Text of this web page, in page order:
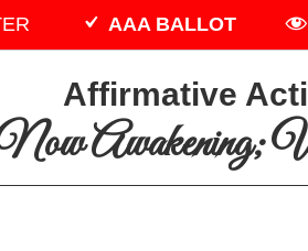
AAA BALLOT
Affirmative
Awakening;